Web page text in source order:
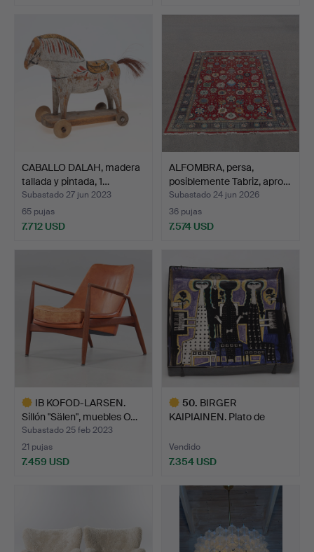
CABALLO DALAH, madera
tallada y pintada, 1…
Subastado 27 jun 2023
65 pujas
7.712 USD
ALFOMBRA, persa,
posiblemente Tabriz, apro…
Subastado 24 jun 2026
36 pujas
7.574 USD
IB KOFOD-LARSEN.
Sillón "Sälen", muebles O…
Subastado 25 feb 2023
21 pujas
7.459 USD
50. BIRGER
KAIPIAINEN. Plato de
Vendido
7.354 USD
seleccionado